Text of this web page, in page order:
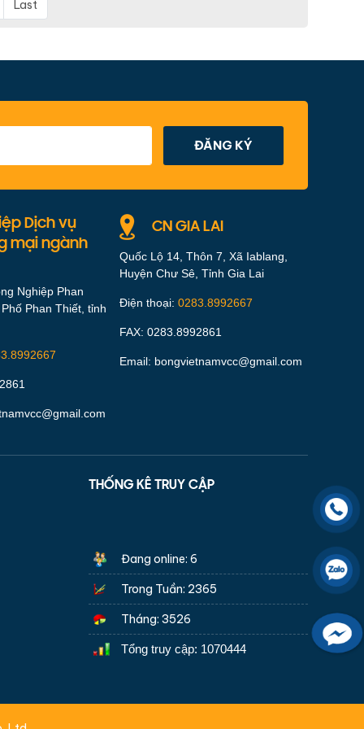
Last
Dịch vụ
mại ngành
Nghiệp Phan
Phan Thiết, tỉnh
CN GIA LAI
Quốc Lộ 14, Thôn 7, Xã Iablang,
Huyện Chư Sê, Tỉnh Gia Lai
Điện thoại: 0283.8992667
FAX: 0283.8992861
Email: bongvietnamvcc@gmail.com
THỐNG KÊ TRUY CẬP
Đang online: 6
Trong Tuần: 2365
Tháng: 3526
Tổng truy cập: 1070444
Facebook